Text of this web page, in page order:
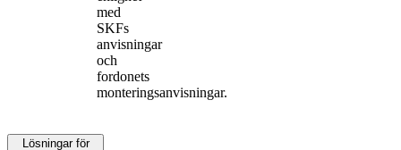
med
SKFs
anvisningar
och
fordonets
monteringsanvisningar.
Lösningar för